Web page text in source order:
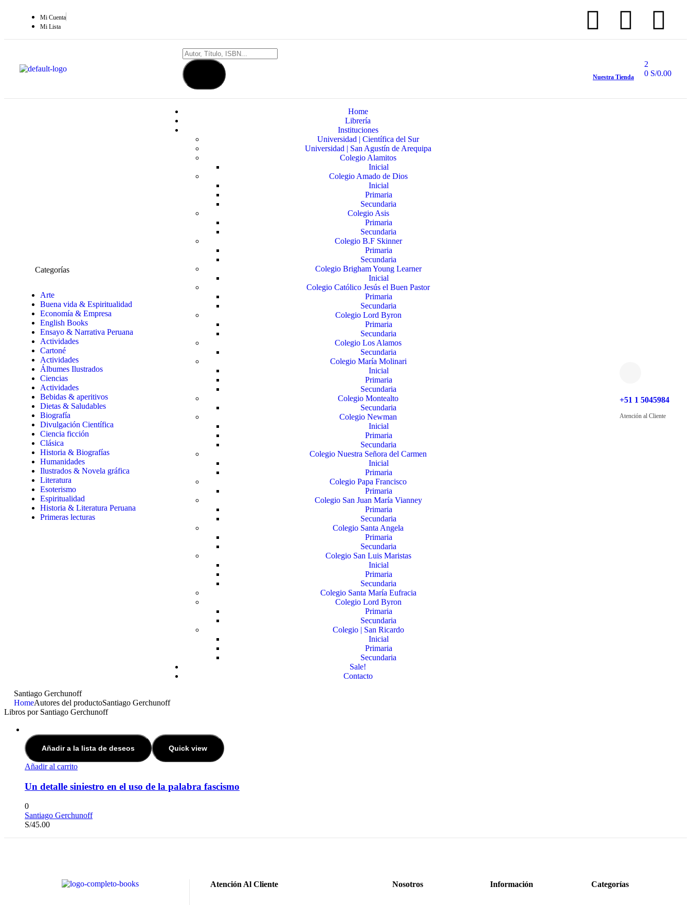
Mi Cuenta
Mi Lista
Nuestra Tienda
2
0 S/0.00
Categorías
Arte
Buena vida & Espiritualidad
Economía & Empresa
English Books
Ensayo & Narrativa Peruana
Actividades
Cartoné
Actividades
Álbumes Ilustrados
Ciencias
Actividades
Bebidas & aperitivos
Dietas & Saludables
Biografía
Divulgación Científica
Ciencia ficción
Clásica
Historia & Biografías
Humanidades
Ilustrados & Novela gráfica
Literatura
Esoterismo
Espiritualidad
Historia & Literatura Peruana
Primeras lecturas
Home
Librería
Instituciones
Universidad | Científica del Sur
Universidad | San Agustín de Arequipa
Colegio Alamitos
Inicial
Colegio Amado de Dios
Inicial
Primaria
Secundaria
Colegio Asis
Primaria
Secundaria
Colegio B.F Skinner
Primaria
Secundaria
Colegio Brigham Young Learner
Inicial
Colegio Católico Jesús el Buen Pastor
Primaria
Secundaria
Colegio Lord Byron
Primaria
Secundaria
Colegio Los Alamos
Secundaria
Colegio María Molinari
Inicial
Primaria
Secundaria
Colegio Montealto
Secundaria
Colegio Newman
Inicial
Primaria
Secundaria
Colegio Nuestra Señora del Carmen
Inicial
Primaria
Colegio Papa Francisco
Primaria
Colegio San Juan María Vianney
Primaria
Secundaria
Colegio Santa Angela
Primaria
Secundaria
Colegio San Luis Maristas
Inicial
Primaria
Secundaria
Colegio Santa María Eufracia
Colegio Lord Byron
Primaria
Secundaria
Colegio | San Ricardo
Inicial
Primaria
Secundaria
Sale!
Contacto
+51 1 5045984
Atención al Cliente
Santiago Gerchunoff
HomeAutores del productoSantiago Gerchunoff
Libros por Santiago Gerchunoff
Añadir a la lista de deseos Quick view
Añadir al carrito
Un detalle siniestro en el uso de la palabra fascismo
0
Santiago Gerchunoff
S/45.00
Atención Al Cliente Nosotros Información Categorías